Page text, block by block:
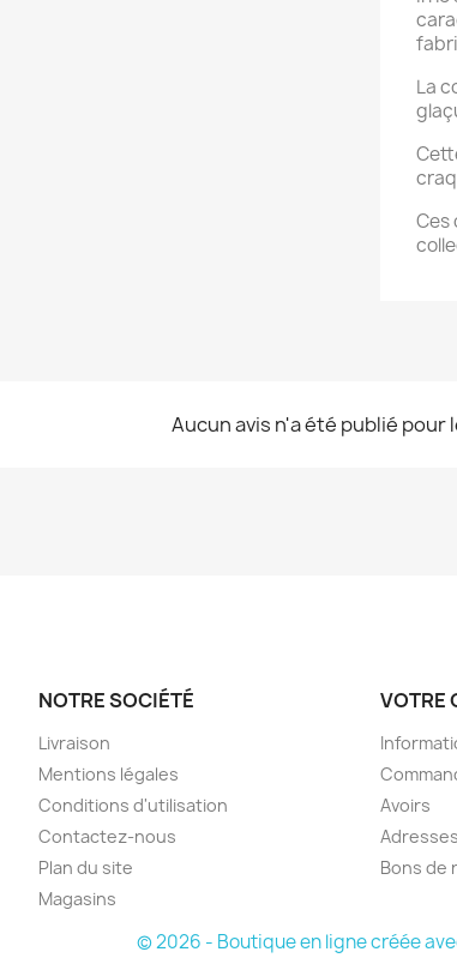
La
Ces
Aucun avis n'a été publié pour
NOTRE SOCIÉTÉ
Livraison
Mentions légales
Conditions d'utilisation
Contactez-nous
Plan du site
Magasins
VOTRE
Avoirs
Adresses
Bons de
© 2026 - Boutique en ligne créée